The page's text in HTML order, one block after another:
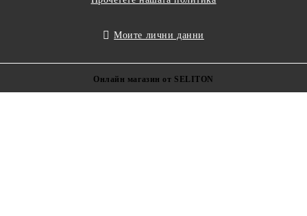
Моите лични данни
Онлайн магазин от SELITON